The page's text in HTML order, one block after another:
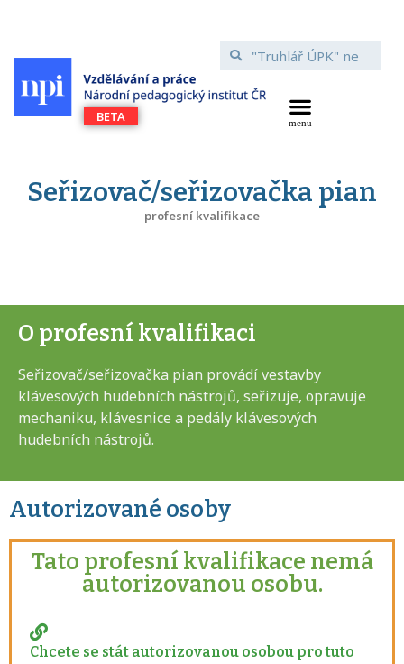
Seřizovač/seřizovačka pian
profesní kvalifikace
O profesní kvalifikaci
Seřizovač/seřizovačka pian provádí vestavby
klávesových hudebních nástrojů, seřizuje, opravuje
mechaniku, klávesnice a pedály klávesových
hudebních nástrojů.
Autorizované osoby
Tato profesní kvalifikace nemá
autorizovanou osobu.
Chcete se stát autorizovanou osobou pro tuto